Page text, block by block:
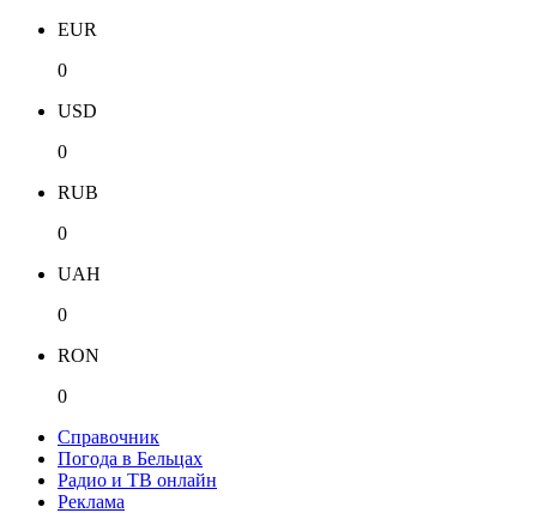
EUR
0
USD
0
RUB
0
UAH
0
RON
0
Справочник
Погода в Бельцах
Радио и ТВ онлайн
Реклама